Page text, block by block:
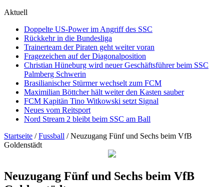
Aktuell
Doppelte US-Power im Angriff des SSC
Rückkehr in die Bundesliga
Trainerteam der Piraten geht weiter voran
Fragezeichen auf der Diagonalposition
Christian Hüneburg wird neuer Geschäftsführer beim SSC
Palmberg Schwerin
Brasilianischer Stürmer wechselt zum FCM
Maximilian Böttcher hält weiter den Kasten sauber
FCM Kapitän Tino Witkowski setzt Signal
Neues vom Reitsport
Nord Stream 2 bleibt beim SSC am Ball
Startseite / Fussball / Neuzugang Fünf und Sechs beim VfB
Goldenstädt
Neuzugang Fünf und Sechs beim VfB